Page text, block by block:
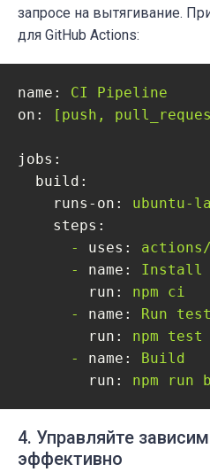
запросе на вытягивание.
для GitHub Actions:
name: CI
Pipeline
on:
[push,
jobs:
build:
runs-on:
ubuntu-
steps:
-
uses:
actions/
-
name: Install
run:
npm
ci
-
name: Run
run:
npm
test
-
name:
Build
run:
npm run
4. Управляйте
эффективно